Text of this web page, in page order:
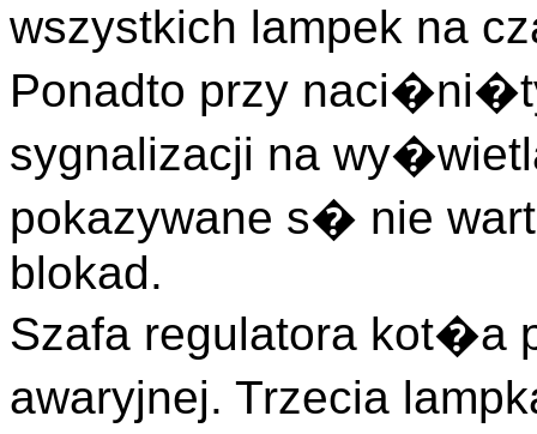
wszystkich lampek na
Ponadto przy
sygnalizacji na
pokazywane s� nie
blokad.
Szafa regulatora kot�a
awaryjnej. Trzecia